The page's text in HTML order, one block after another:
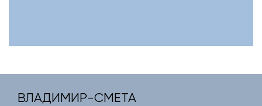
ВЛАДИМИР-СМЕТА